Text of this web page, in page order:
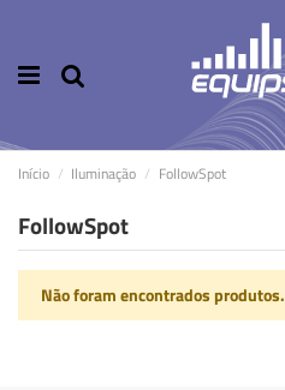
Início Iluminação FollowSpot
FollowSpot
Não foram encontrados produtos.